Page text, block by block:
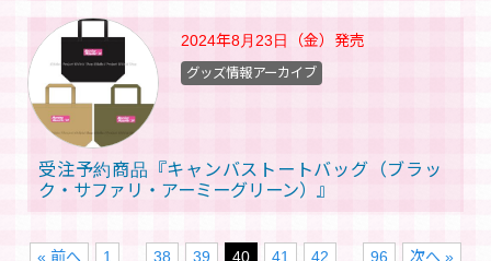
2024年8月23日（金） 発売
受注予約商品『キャンバストートバッグ（ブラッ
ク・サファリ・アーミーグリーン）』
グッズ情報アーカイブ
« 前へ 1 38 39 40 41 42 96 次へ »